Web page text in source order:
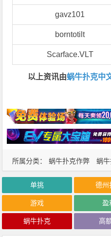
所属分类： 蜗牛扑克作弊 蜗
gavz101
borntotilt
Scarface.VLT
以上资讯由蜗牛扑克中
单挑 德州
游戏 盈
蜗牛扑克 高